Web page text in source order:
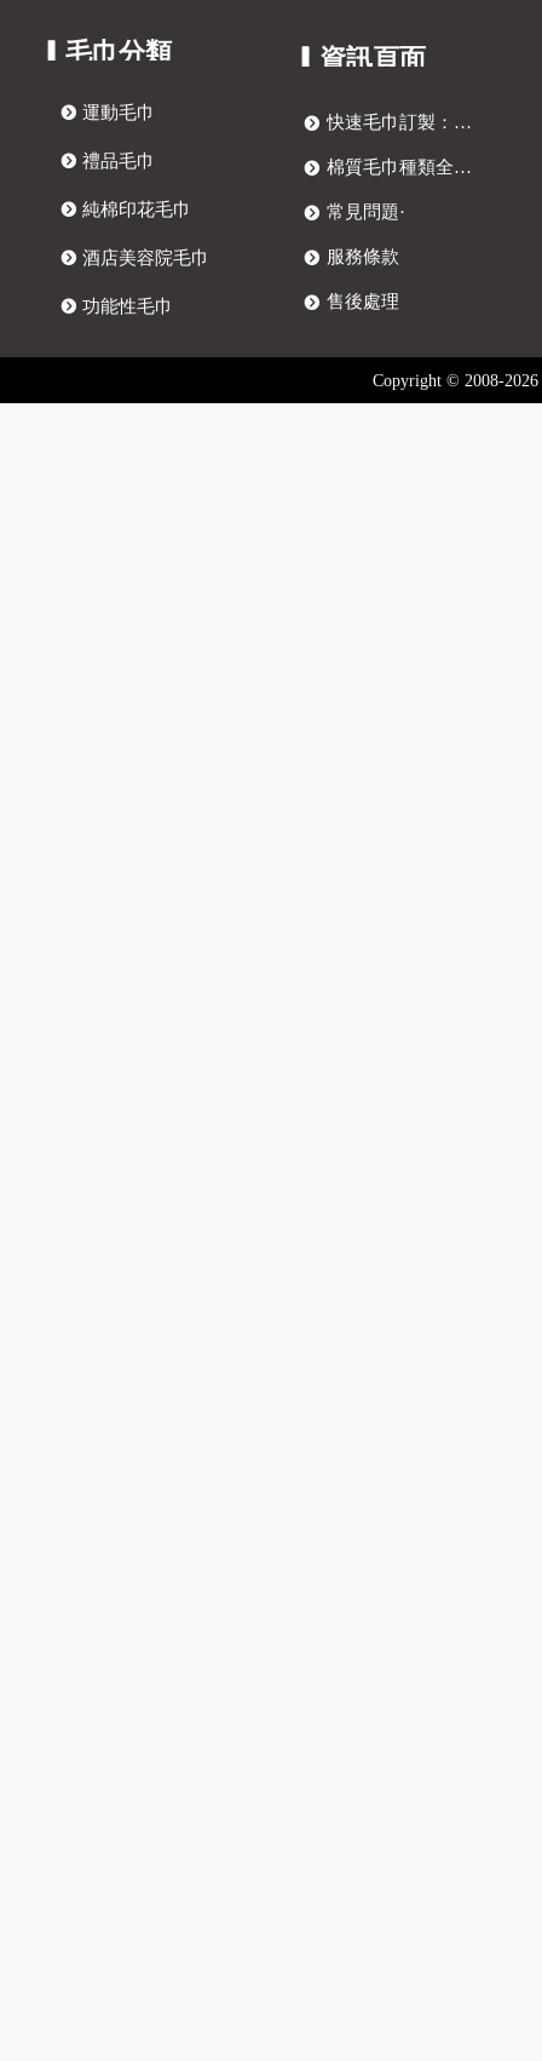
Copyright © 2008-
▎資訊頁面
뀹 快速毛巾訂製：四步打造獨特客製化毛巾
뀹 棉質毛巾種類全解析：訂製毛巾、提花毛巾與抗菌毛巾選購指南
뀹 常見問題·
뀹 服務條款
뀹 售後處理
▎毛巾分類
뀹 運動毛巾
뀹 禮品毛巾
뀹 純棉印花毛巾
뀹 酒店美容院毛巾
뀹 功能性毛巾